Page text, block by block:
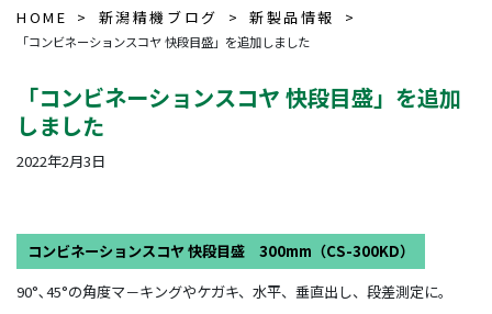
HOME 新潟精機ブログ 新製品情報
「コンビネーションスコヤ 快段目盛」を追加しました
「コンビネーションスコヤ 快段目盛」を追加
しました
2022年2月3日
コンビネーションスコヤ 快段目盛 300mm（CS-300KD）
90°､45°の角度マ－キングやケガキ、水平、垂直出し、段差測定に。